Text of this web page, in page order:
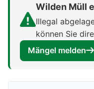
Wilden Müll
Illegal
können Sie
Mängel melden